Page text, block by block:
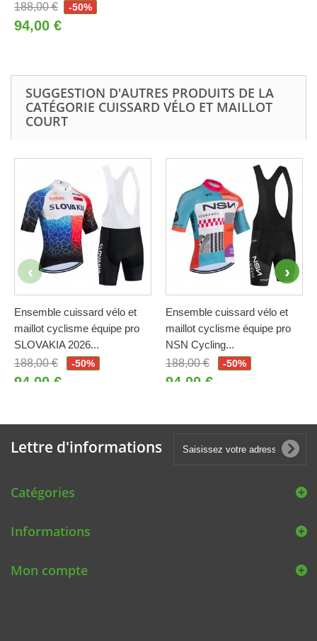
188,00 €
-50%
94,00 €
SUGGESTION D'AUTRES PRODUITS DE LA
CATÉGORIE CUISSARD VÉLO ET MAILLOT
COURT
Ensemble cuissard vélo et
maillot cyclisme équipe pro
SLOVAKIA 2026...
188,00 €
-50%
94,00 €
Ensemble cuissard vélo et
maillot cyclisme équipe pro
NSN Cycling...
188,00 €
-50%
94,00 €
Lettre d'informations
Catégories
Informations
Mon compte